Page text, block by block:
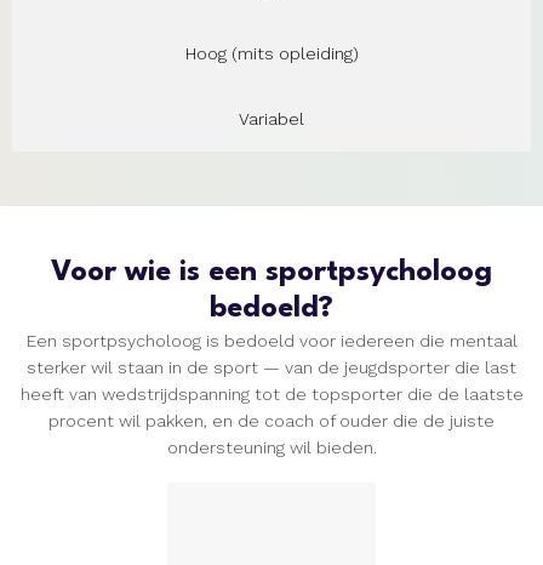
Hoog (mits opleiding)
Variabel
Voor wie is een sportpsycholoog
bedoeld?
Een sportpsycholoog is bedoeld voor iedereen die mentaal
sterker wil staan in de sport — van de jeugdsporter die last
heeft van wedstrijdspanning tot de topsporter die de laatste
procent wil pakken, en de coach of ouder die de juiste
ondersteuning wil bieden.